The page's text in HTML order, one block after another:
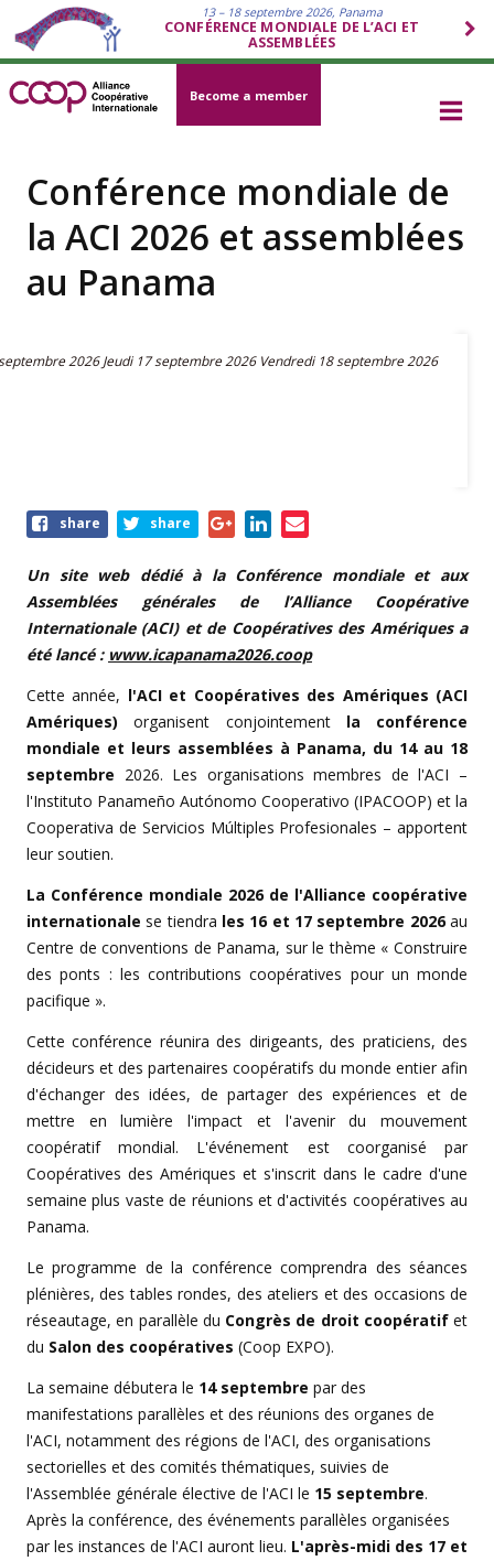
13 – 18 septembre 2026, Panama
CONFÉRENCE MONDIALE DE L’ACI ET
ASSEMBLÉES
Become a member
Conférence mondiale de
la ACI 2026 et assemblées
au Panama
2026 Jeudi 17 septembre 2026 Vendredi 18 septembre 2026
Share
event
share share
Un site web dédié à la Conférence mondiale et aux
Assemblées générales de l’Alliance Coopérative
Internationale (ACI) et de Coopératives des Amériques a
été lancé : www.icapanama2026.coop
Cette année, l'ACI et Coopératives des Amériques (ACI
Amériques) organisent conjointement la conférence
mondiale et leurs assemblées à Panama, du 14 au 18
septembre 2026. Les organisations membres de l'ACI –
l'Instituto Panameño Autónomo Cooperativo (IPACOOP) et la
Cooperativa de Servicios Múltiples Profesionales – apportent
leur soutien.
La Conférence mondiale 2026 de l'Alliance coopérative
internationale se tiendra les 16 et 17 septembre 2026au
Centre de conventions de Panama, sur le thème «Construire
des ponts : les contributions coopératives pour un monde
pacifique ».
Cette conférence réunira des dirigeants, des praticiens, des
décideurs et des partenaires coopératifs du monde entier afin
d'échanger des idées, de partager des expériences et de
mettre en lumière l'impact et l'avenir du mouvement
coopératif mondial. L'événement est coorganisé par
Coopératives des Amériques et s'inscrit dans le cadre d'une
semaine plus vaste de réunions et d'activités coopératives au
Panama.
Le programme de la conférence comprendra des séances
plénières, des tables rondes, des ateliers et des occasions de
réseautage, en parallèle du Congrès de droit coopératifet
du Salon des coopératives (Coop EXPO).
La semaine débutera le 14 septembre par des
manifestations parallèles et des réunions des organes de
l'ACI, notamment des régions de l'ACI, des organisations
sectorielles et des comités thématiques, suivies de
l'Assemblée générale élective de l'ACI le 15 septembre.
Après la conférence, des événements parallèles organisées
par les instances de l'ACI auront lieu. L'après-midi des 17 et